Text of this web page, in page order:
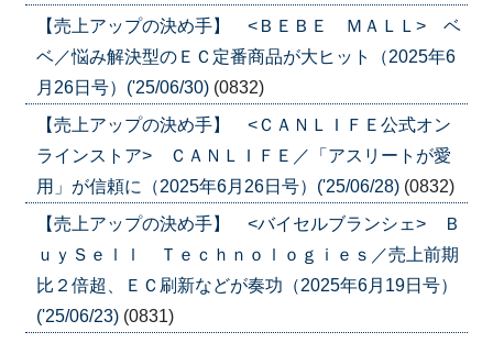
【売上アップの決め手】 <ＢＥＢＥ ＭＡＬＬ> ベ
ベ／悩み解決型のＥＣ定番商品が大ヒット（2025年6
月26日号）('25/06/30) (0832)
【売上アップの決め手】 <ＣＡＮＬＩＦＥ公式オン
ラインストア> ＣＡＮＬＩＦＥ／「アスリートが愛
用」が信頼に（2025年6月26日号）('25/06/28) (0832)
【売上アップの決め手】 <バイセルブランシェ> Ｂ
ｕｙＳｅｌｌ Ｔｅｃｈｎｏｌｏｇｉｅｓ／売上前期
比２倍超、ＥＣ刷新などが奏功（2025年6月19日号）
('25/06/23) (0831)